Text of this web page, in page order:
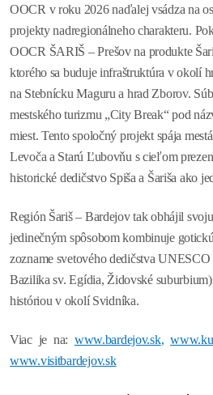
OOCR v roku 2026 naďalej vsádza na
projekty nadregionálneho charakteru.
OOCR ŠARIŠ – Prešov na produkte
ktorého sa buduje infraštruktúra v okolí
na Stebnícku Maguru a hrad Zborov.
mestského turizmu „City Break“ pod
miest. Tento spoločný projekt spája
Levoča a Starú Ľubovňu s cieľom
historické dedičstvo Spiša a Šariša ako
Región Šariš – Bardejov tak obhájil
jedinečným spôsobom kombinuje
zozname svetového dedičstva
Bazilika sv. Egídia, Židovské
históriou v okolí Svidníka.
Viac je na: www.bardejov.sk,
www.visitbardejov.sk